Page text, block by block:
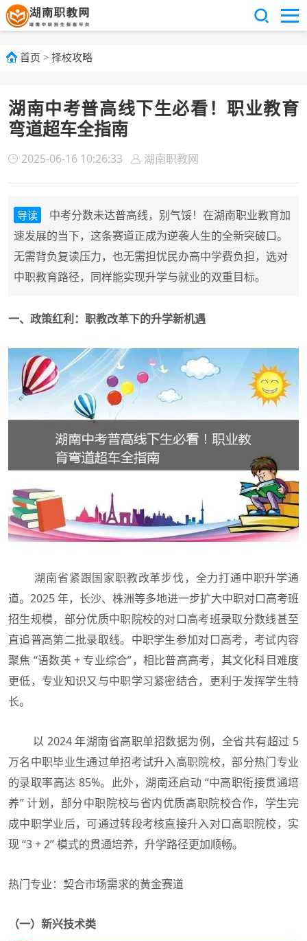
首页 > 择校攻略
湖南中考普高线下生必看！职业教育
弯道超车全指南
2025-06-16 10:26:33 湖南职教网
导读
中考分数未达普高线，别气馁！在湖南职业教育加
速发展的当下，这条赛道正成为逆袭人生的全新突破口。
无需背负复读压力，也无需担忧民办高中学费负担，选对
中职教育路径，同样能实现升学与就业的双重目标。
一、政策红利：职教改革下的升学新机遇
湖南省紧跟国家职教改革步伐，全力打通中职升学通
道。2025 年，长沙、株洲等多地进一步扩大中职对口高考班
招生规模，部分优质中职院校的对口高考班录取分数线甚至
直追普高第二批录取线。中职学生参加对口高考，考试内容
聚焦 “语数英 + 专业综合”，相比普高高考，其文化科目难度
更低，专业知识又与中职学习紧密结合，更利于发挥学生特
长。
以 2024 年湖南省高职单招数据为例，全省共有超过 5
万名中职毕业生通过单招考试升入高职院校，部分热门专业
的录取率高达 85%。此外，湖南还启动 “中高职衔接贯通培
养” 计划，部分中职院校与省内优质高职院校合作，学生完
成中职学业后，可通过转段考核直接升入对口高职院校，实
现 “3 + 2” 模式的贯通培养，升学路径更加顺畅。
热门专业：契合市场需求的黄金赛道
（一）新兴技术类